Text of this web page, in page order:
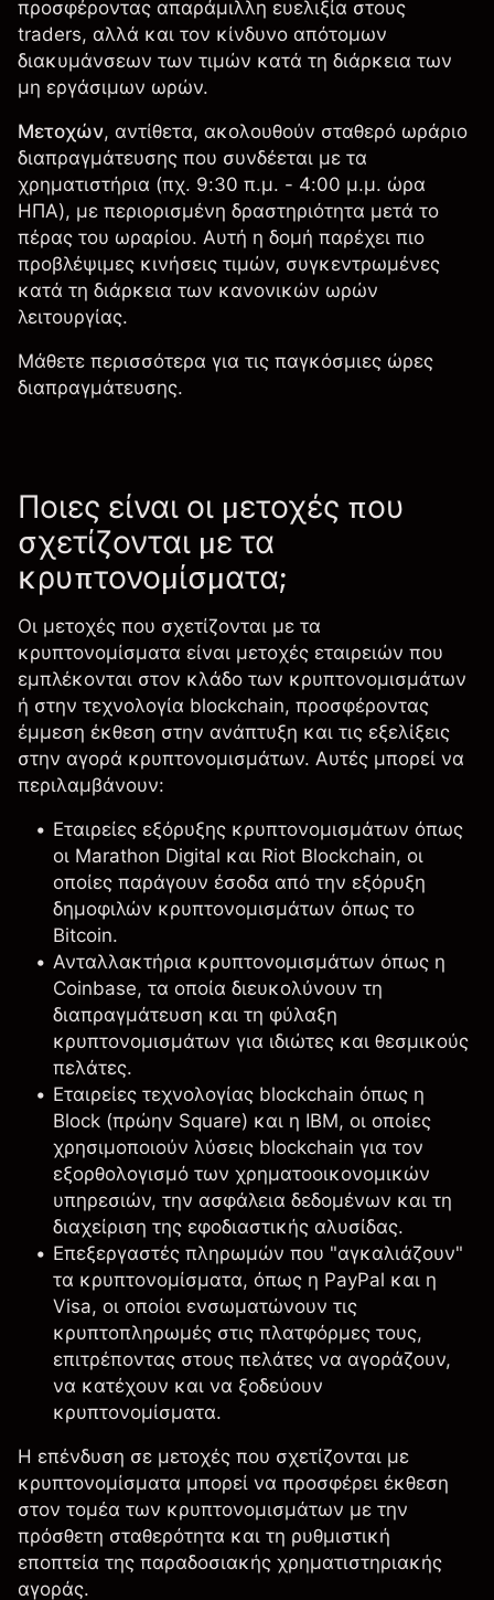
προσφέροντας απαράμιλλη ευελιξία στους
traders, αλλά και τον κίνδυνο απότομων
διακυμάνσεων των τιμών κατά τη διάρκεια των
μη εργάσιμων ωρών.
Μετοχών, αντίθετα, ακολουθούν σταθερό ωράριο
διαπραγμάτευσης που συνδέεται με τα
χρηματιστήρια (πχ. 9:30 π.μ. - 4:00 μ.μ. ώρα
ΗΠΑ), με περιορισμένη δραστηριότητα μετά το
πέρας του ωραρίου. Αυτή η δομή παρέχει πιο
προβλέψιμες κινήσεις τιμών, συγκεντρωμένες
κατά τη διάρκεια των κανονικών ωρών
λειτουργίας.
Μάθετε περισσότερα για τις παγκόσμιες ώρες
διαπραγμάτευσης.
Ποιες είναι οι μετοχές που
σχετίζονται με τα
κρυπτονομίσματα;
Οι μετοχές που σχετίζονται με τα
κρυπτονομίσματα είναι μετοχές εταιρειών που
εμπλέκονται στον κλάδο των κρυπτονομισμάτων
ή στην τεχνολογία blockchain, προσφέροντας
έμμεση έκθεση στην ανάπτυξη και τις εξελίξεις
στην αγορά κρυπτονομισμάτων. Αυτές μπορεί να
περιλαμβάνουν:
Εταιρείες εξόρυξης κρυπτονομισμάτων όπως
οι Marathon Digital και Riot Blockchain, οι
οποίες παράγουν έσοδα από την εξόρυξη
δημοφιλών κρυπτονομισμάτων όπως το
Bitcoin.
Ανταλλακτήρια κρυπτονομισμάτων όπως η
Coinbase, τα οποία διευκολύνουν τη
διαπραγμάτευση και τη φύλαξη
κρυπτονομισμάτων για ιδιώτες και θεσμικούς
πελάτες.
Εταιρείες τεχνολογίας blockchain όπως η
Block (πρώην Square) και η IBM, οι οποίες
χρησιμοποιούν λύσεις blockchain για τον
εξορθολογισμό των χρηματοοικονομικών
υπηρεσιών, την ασφάλεια δεδομένων και τη
διαχείριση της εφοδιαστικής αλυσίδας.
Επεξεργαστές πληρωμών που "αγκαλιάζουν"
τα κρυπτονομίσματα, όπως η PayPal και η
Visa, οι οποίοι ενσωματώνουν τις
κρυπτοπληρωμές στις πλατφόρμες τους,
επιτρέποντας στους πελάτες να αγοράζουν,
να κατέχουν και να ξοδεύουν
κρυπτονομίσματα.
Η επένδυση σε μετοχές που σχετίζονται με
κρυπτονομίσματα μπορεί να προσφέρει έκθεση
στον τομέα των κρυπτονομισμάτων με την
πρόσθετη σταθερότητα και τη ρυθμιστική
εποπτεία της παραδοσιακής χρηματιστηριακής
αγοράς.